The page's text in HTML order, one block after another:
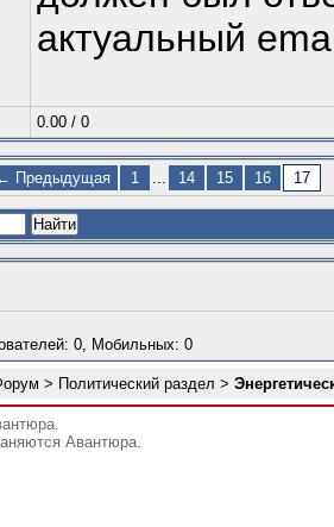
актуальный
0.00 / 0
Предыдущая 1 ... 14 15 16 17
0, Мобильных: 0
> Политический раздел >
Авантюра.